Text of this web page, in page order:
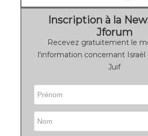
Inscription à la
Jforum
Recevez gratuitement le
l'information concernant Israël
Juif